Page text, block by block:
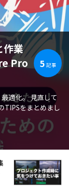
作業
Pro
5 記事
適化。 見直して
TIPSをまとめまし